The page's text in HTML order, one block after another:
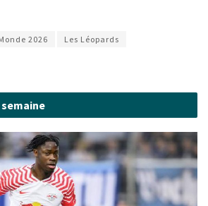
2026
Les Léopards